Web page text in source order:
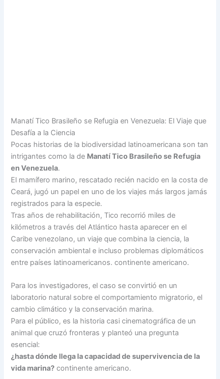
Manatí Tico Brasileño se Refugia en Venezuela: El Viaje que
Desafía a la Ciencia
Pocas historias de la biodiversidad latinoamericana son tan
intrigantes como la de Manatí Tico Brasileño se Refugia
en Venezuela.
El mamífero marino, rescatado recién nacido en la costa de
Ceará, jugó un papel en uno de los viajes más largos jamás
registrados para la especie.
Tras años de rehabilitación, Tico recorrió miles de
kilómetros a través del Atlántico hasta aparecer en el
Caribe venezolano, un viaje que combina la ciencia, la
conservación ambiental e incluso problemas diplomáticos
entre países latinoamericanos. continente americano.
Para los investigadores, el caso se convirtió en un
laboratorio natural sobre el comportamiento migratorio, el
cambio climático y la conservación marina.
Para el público, es la historia casi cinematográfica de un
animal que cruzó fronteras y planteó una pregunta
esencial:
¿hasta dónde llega la capacidad de supervivencia de la
vida marina? continente americano.